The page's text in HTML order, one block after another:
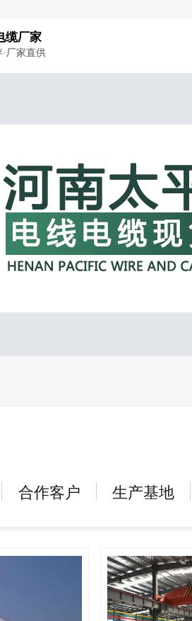
缆厂家
厂家直供
合作客户 生产基地